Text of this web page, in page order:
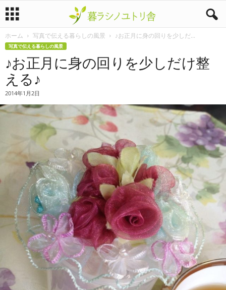
暮
ノ
ホーム 写真で伝える暮らしの風景 ♪お正月に身の回りを少しだ...
写真で伝える暮らしの風景
♪お正月に身の回りを少しだけ整
える♪
2014年1月2日